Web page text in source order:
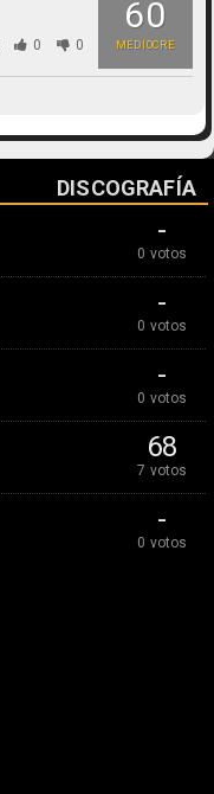
60
MEDIOCRE
0 0
DISCOGRAFÍA
-
0 votos
-
0 votos
-
0 votos
68
7 votos
-
0 votos